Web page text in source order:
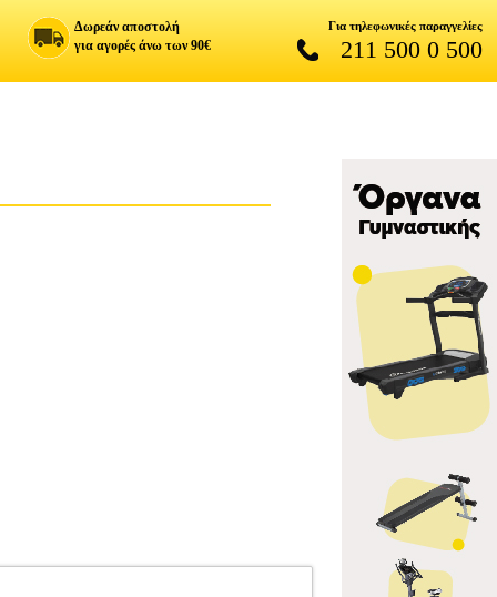
Δωρεάν αποστολή
για αγορές άνω των 90€
Για τηλεφωνικές παραγγελίες
211 500 0 500